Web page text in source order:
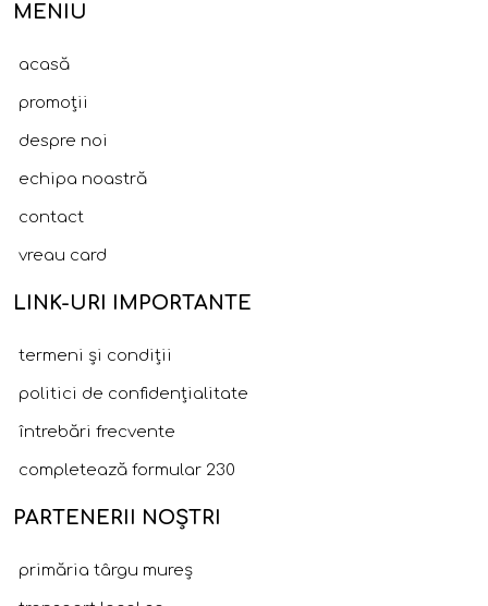
MENIU
acasă
promoții
despre noi
echipa noastră
contact
vreau card
LINK-URI IMPORTANTE
termeni și condiții
politici de confidențialitate
întrebări frecvente
completează formular 230
PARTENERII NOȘTRI
primăria târgu mureș